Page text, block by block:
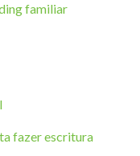
familiar
fazer escritura